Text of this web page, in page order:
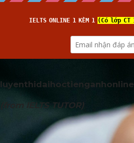
luyenthidaihoctienganhonline
IELTS TUTOR)